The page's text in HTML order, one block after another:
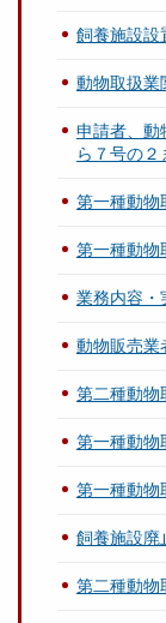
飼養施設設
動物取扱業
申請者、動
ら７号の
第一種動物
第一種動物
業務内容・
動物販売業
第二種動物
第一種動物
第一種動物
飼養施設廃
第二種動物